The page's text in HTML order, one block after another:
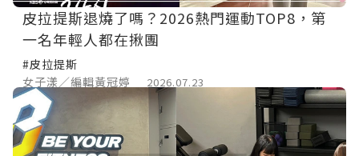
皮拉提斯退燒了嗎？2026熱門運動TOP8，第
一名年輕人都在揪團
#皮拉提斯
女子漾／編輯黃冠婷
2026.07.23